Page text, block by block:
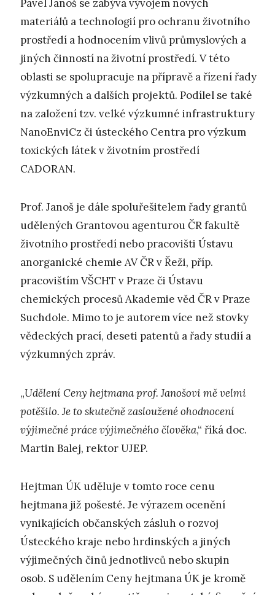
Pavel Janoš se zabývá vývojem nových
materiálů a technologií pro ochranu životního
prostředí a hodnocením vlivů průmyslových a
jiných činností na životní prostředí. V této
oblasti se spolupracuje na přípravě a řízení řady
výzkumných a dalších projektů. Podílel se také
na založení tzv. velké výzkumné infrastruktury
NanoEnviCz či ústeckého Centra pro výzkum
toxických látek v životním prostředí
CADORAN.
Prof. Janoš je dále spoluřešitelem řady grantů
udělených Grantovou agenturou ČR fakultě
životního prostředí nebo pracovišti Ústavu
anorganické chemie AV ČR v Řeži, příp.
pracovištím VŠCHT v Praze či Ústavu
chemických procesů Akademie věd ČR v Praze
Suchdole. Mimo to je autorem více než stovky
vědeckých prací, deseti patentů a řady studií a
výzkumných zpráv.
„Udělení Ceny hejtmana prof. Janošovi mě velmi
potěšilo. Je to skutečně zasloužené ohodnocení
výjimečné práce výjimečného člověka,“ říká doc.
Martin Balej, rektor UJEP.
Hejtman ÚK uděluje v tomto roce cenu
hejtmana již pošesté. Je výrazem ocenění
vynikajících občanských zásluh o rozvoj
Ústeckého kraje nebo hrdinských a jiných
výjimečných činů jednotlivců nebo skupin
osob. S udělením Ceny hejtmana ÚK je kromě